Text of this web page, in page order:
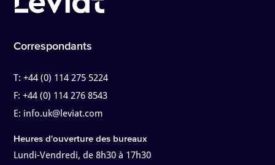
Correspondants
T:+44 (0) 114 275 5224
F:+44 (0) 114 276 8543
E: info.uk@leviat.com
Heures d'ouverture des bureaux
Lundi-Vendredi, de 8h30 à 17h30